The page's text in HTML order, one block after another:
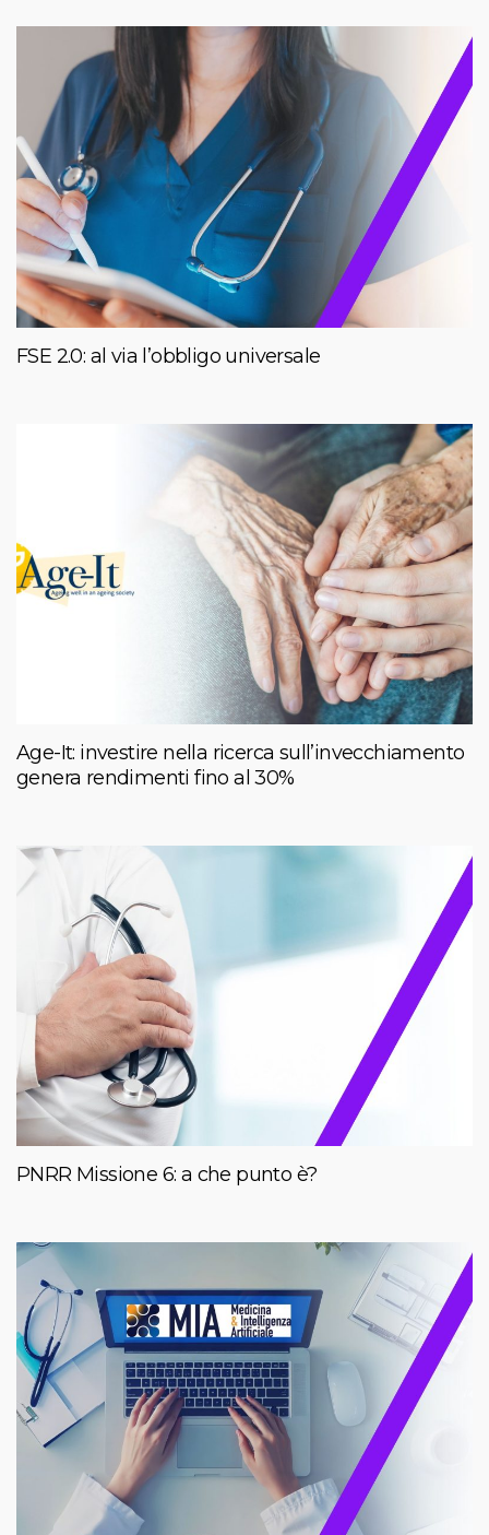
FSE 2.0: al via l’obbligo universale
Age-It: investire nella ricerca sull’invecchiamento
genera rendimenti fino al 30%
PNRR Missione 6: a che punto è?